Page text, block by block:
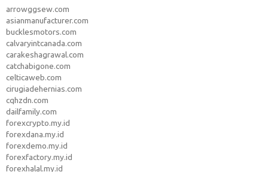
arrowggsew.com
asianmanufacturer.com
bucklesmotors.com
calvaryintcanada.com
carakeshagrawal.com
catchabigone.com
celticaweb.com
cirugiadehernias.com
cqhzdn.com
dailfamily.com
forexcrypto.my.id
forexdana.my.id
forexdemo.my.id
forexfactory.my.id
forexhalal.my.id